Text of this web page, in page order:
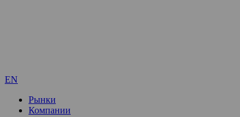
EN
Рынки
Компании